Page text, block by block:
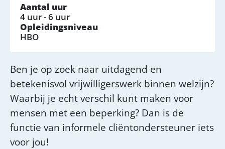
Aantal uur
4 uur - 6 uur
Opleidingsniveau
HBO
Ben je op zoek naar uitdagend en
betekenisvol vrijwilligerswerk binnen welzijn?
Waarbij je echt verschil kunt maken voor
mensen met een beperking? Dan is de
functie van informele cliëntondersteuner iets
voor jou!